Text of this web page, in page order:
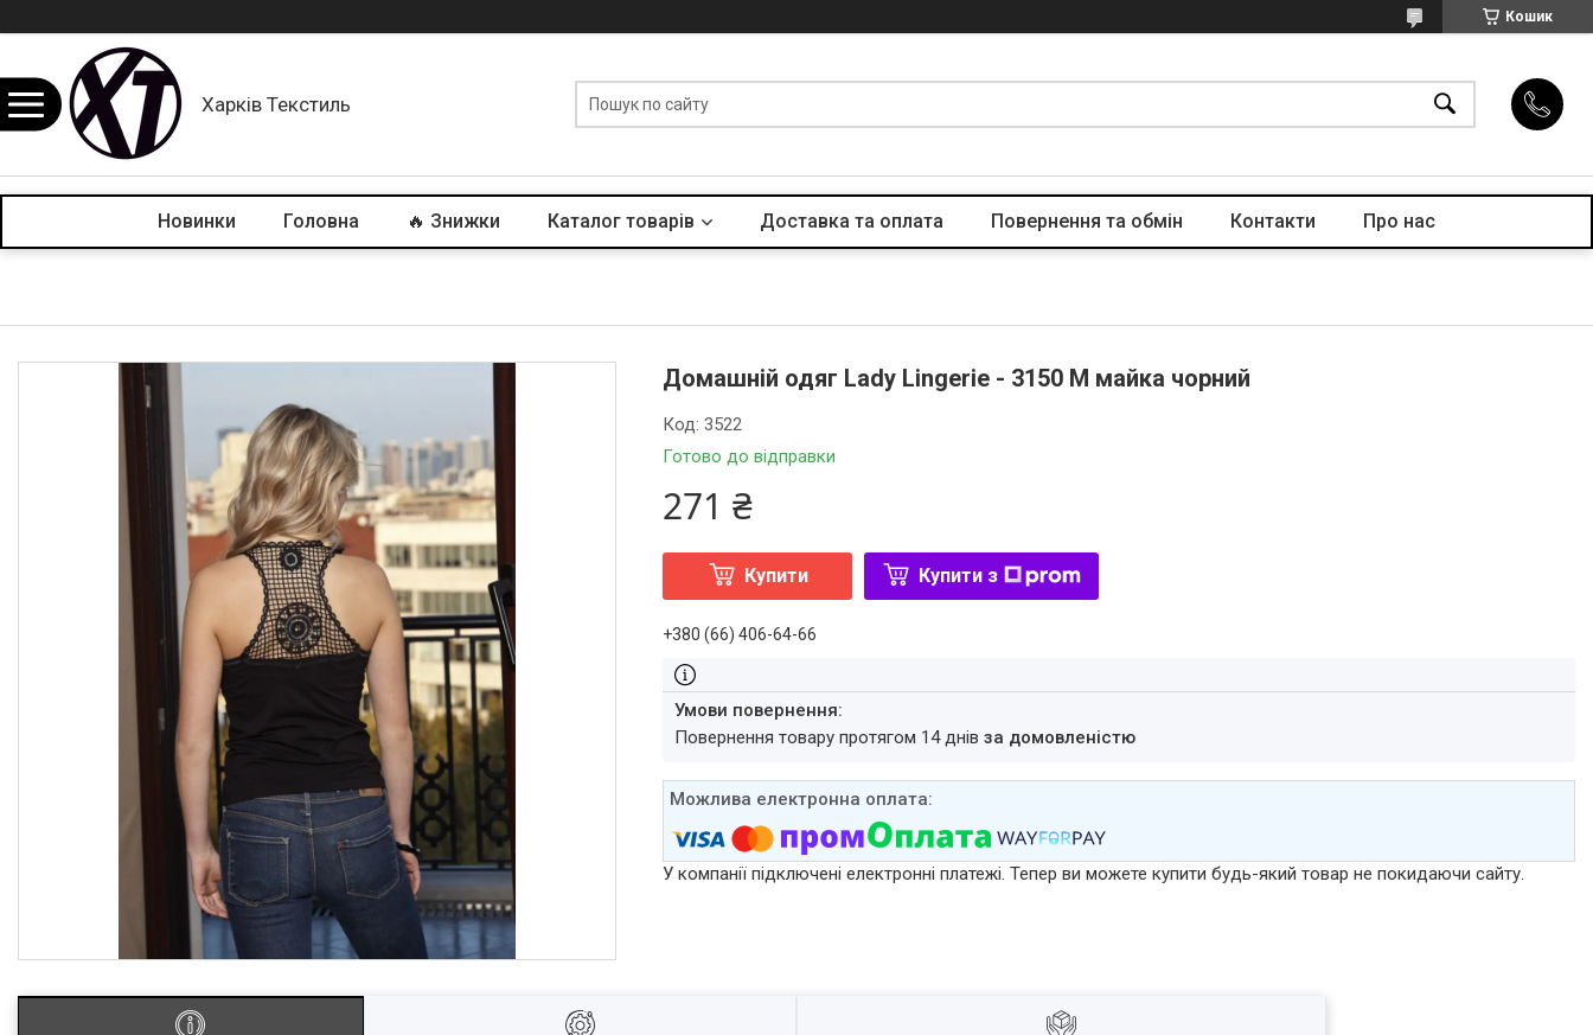
Кошик
Харків Текстиль
Новинки Головна 🔥 Знижки Каталог товарів Доставка та оплата Повернення та обмін Контакти Про нас
Домашній одяг Lady Lingerie - 3150 M майка чорний
Готово до відправки
Код:3522
271 ₴
Купити Купити з
+380 (66) 406-64-66
повернення товару протягом 14 днівза домовленістю
У компанії підключені електронні платежі. Тепер ви можете купити будь-який товар не покидаючи сайту.